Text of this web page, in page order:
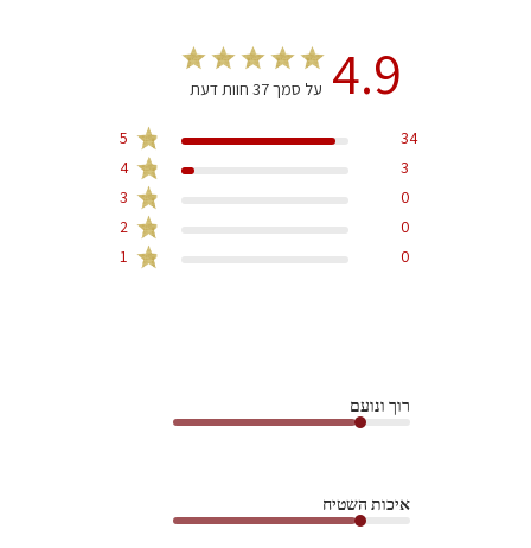
4.9 על סמך 37 חוות דעת
5
34
4
3
3
0
2
0
1
0
רוך ונועם
איכות השטיח